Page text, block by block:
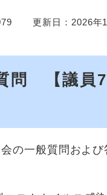
更新日：2026年
問 【議員7
の一般質問およ